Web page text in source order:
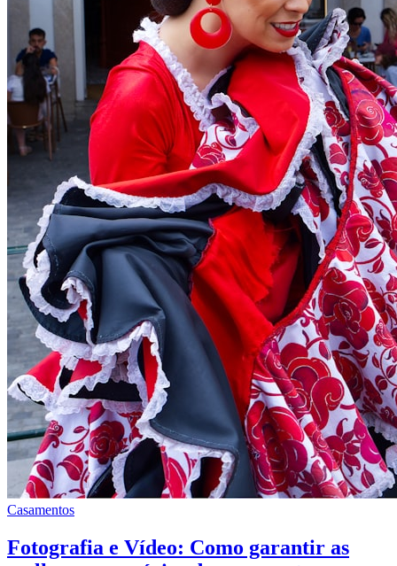
Casamentos
Fotografia e Vídeo: Como garantir as